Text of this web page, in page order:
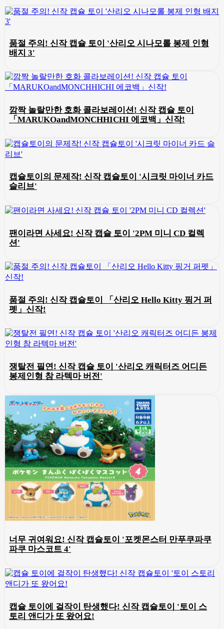
품절 주의! 신작 캡슐 토이 '산리오 시나모롤 봉제 인형
배지 3'
깜짝 놀랄만한 호화 콜라보레이션! 신작 캡슐 토이
「MARUKOandMONCHHICHI 에코백」신작!
캡슐토이의 문제작! 신작 캡슐토이 '시크릿 마이너 카드
슬리브'
팬이라면 사세요! 신작 캡슐 토이 '2PM 미니 CD 컬렉
션'
품절 주의! 신작 캡슐토이 「산리오 Hello Kitty 핑거 퍼
펫」신작!
쟁탈전 필연! 신작 캡슐 토이 '산리오 캐릭터즈 어디든
봉제인형 참 라텍마 버전'
너무 귀여워요! 신작 캡슐토이 '포켓몬스터 만푸쿠파쿠
파쿠 마스코트 4'
캡슐 토이에 걸작이 탄생했다! 신작 캡슐토이 '토이 스
토리 앤디가 또 왔어요!